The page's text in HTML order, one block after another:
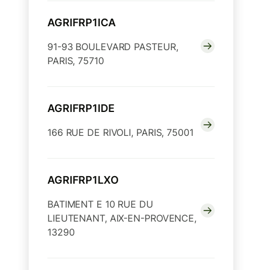
AGRIFRP1ICA
91-93 BOULEVARD PASTEUR,
PARIS, 75710
AGRIFRP1IDE
166 RUE DE RIVOLI, PARIS, 75001
AGRIFRP1LXO
BATIMENT E 10 RUE DU
LIEUTENANT, AIX-EN-PROVENCE,
13290